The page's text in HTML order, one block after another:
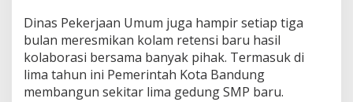
Dinas Pekerjaan Umum juga hampir setiap tiga
bulan meresmikan kolam retensi baru hasil
kolaborasi bersama banyak pihak. Termasuk di
lima tahun ini Pemerintah Kota Bandung
membangun sekitar lima gedung SMP baru.